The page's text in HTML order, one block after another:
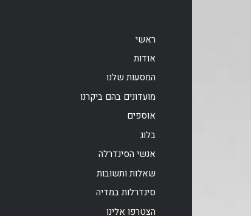
ראשי
אודות
המסעות שלנו
מועדונים בהם ביקרנו
אוספים
בלוג
אנשי הסינדרלה
שאלות ותשובות
סינדרלות במדיה
הצטרפו אלינו